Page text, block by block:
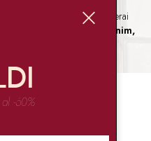
intero, ecco perché qui troverai
donna che per l’uomo:
denim,
-60%